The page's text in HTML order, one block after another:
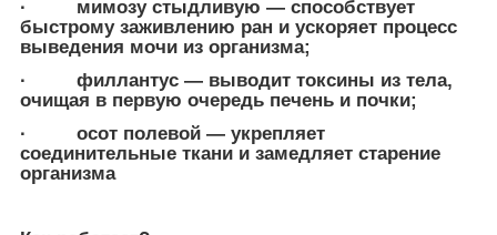
· мимозу стыдливую — способствует
быстрому заживлению ран и ускоряет процесс
выведения мочи из организма;
· филлантус — выводит токсины из тела,
очищая в первую очередь печень и почки;
· осот полевой — укрепляет
соединительные ткани и замедляет старение
организма